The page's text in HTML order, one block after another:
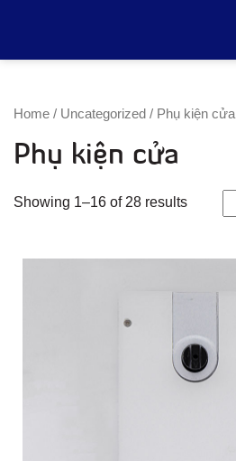
Home / Uncategorized / Phụ kiện cửa
Phụ kiện cửa
Xem Thêm
Showing 1–16 of 28 results